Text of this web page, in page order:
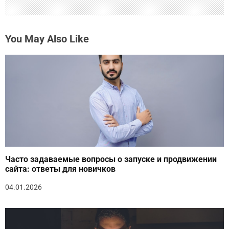
You May Also Like
Часто задаваемые вопросы о запуске и продвижении
сайта: ответы для новичков
04.01.2026